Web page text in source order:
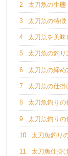
2 太刀魚の生態
3 太刀魚の特徴
4 太刀魚を美味
5 太刀魚の釣り
6 太刀魚の締め
7 太刀魚の仕掛
8 太刀魚釣り
9 太刀魚釣り
10 太刀魚釣り
11 太刀魚仕掛